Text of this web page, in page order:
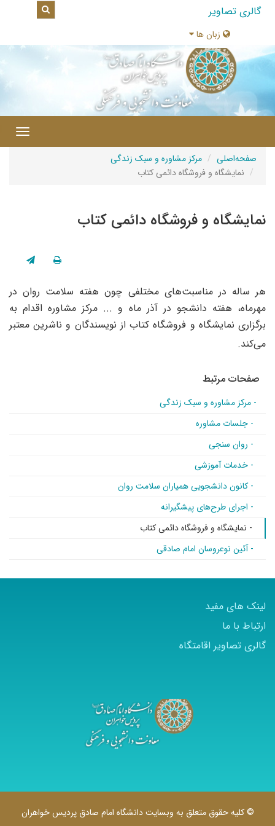
گالری تصاویر
زبان ها
صفحه‌اصلی
مرکز مشاوره و سبک زندگی
نمایشگاه و فروشگاه‌ دائمی کتاب
نمایشگاه و فروشگاه‌ دائمی کتاب
هر ساله در مناسبت‌های مختلفی چون هفته سلامت روان در
مهرماه، هفته دانشجو در آذر ماه و ... مرکز مشاوره اقدام به
برگزاری نمایشگاه و فروشگاه کتاب از نویسندگان و ناشرین معتبر
می‌کند.
صفحات مرتبط
- مرکز مشاوره و سبک زندگی
- جلسات مشاوره
- روان سنجی
- خدمات آموزشی
- کانون دانشجویی همیاران سلامت روان
- اجرای طرح‌های پیشگیرانه
- نمایشگاه و فروشگاه‌ دائمی کتاب
- آئین نوعروسان امام صادقی
لینک های مفید
ارتباط با ما
گالری تصاویر اقامتگاه
© کلیه حقوق متعلق به وبسایت دانشگاه امام صادق پردیس خواهران